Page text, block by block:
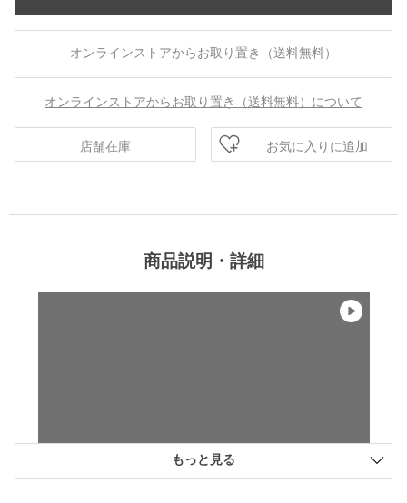
オンラインストアからお取り置き（送料無料）
オンラインストアからお取り置き（送料無料）について
店舗在庫 お気に入りに追加
商品説明・詳細
もっと見る